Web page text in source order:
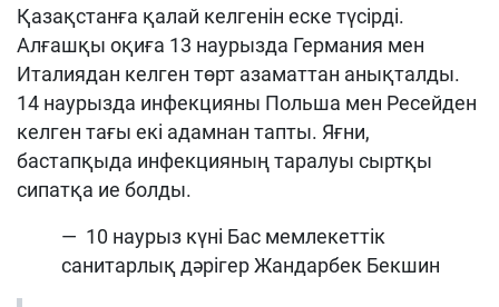
Қазақстанға қалай келгенін еске түсірді.
Алғашқы оқиға 13 наурызда Германия мен
Италиядан келген төрт азаматтан анықталды.
14 наурызда инфекцияны Польша мен Ресейден
келген тағы екі адамнан тапты. Яғни,
бастапқыда инфекцияның таралуы сыртқы
сипатқа ие болды.
— 10 наурыз күні Бас мемлекеттік
санитарлық дәрігер Жандарбек Бекшин